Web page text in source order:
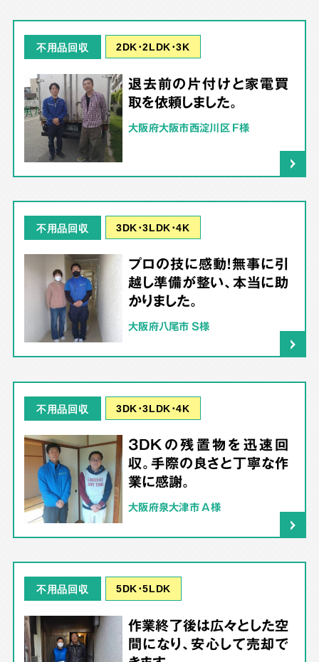
不用品回収 2DK･2LDK･3K
退去前の片付けと家電買
取を依頼しました。
大阪府大阪市西淀川区 F様
不用品回収 3DK･3LDK･4K
プロの技に感動！無事に引
越し準備が整い、本当に助
かりました。
大阪府八尾市 S様
不用品回収 3DK･3LDK･4K
3DKの残置物を迅速回
収。手際の良さと丁寧な作
業に感謝。
大阪府泉大津市 A様
不用品回収 5DK･5LDK
作業終了後は広々とした空
間になり、安心して売却で